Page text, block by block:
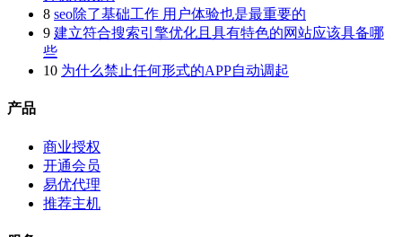
8 seo除了基础工作 用户体验也是最重要的
9 建立符合搜索引擎优化且具有特色的网站应该具备哪
些
10 为什么禁止任何形式的APP自动调起
产品
商业授权
开通会员
易优代理
推荐主机